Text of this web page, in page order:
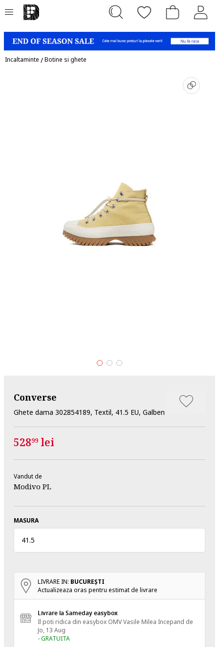
Incaltaminte /Botine si ghete
Converse
Ghete dama 302854189, Textil, 41.5 EU, Galben
52899 lei
Vandut de
Modivo PL
MASURA
41.5
LIVRARE IN: BUCUREŞTI
Actualizeaza oras pentru estimat de livrare
Livrare la Sameday easybox
Il poti ridica din easybox OMV Vasile Milea Incepand de
Jo, 13 Aug
- GRATUITA